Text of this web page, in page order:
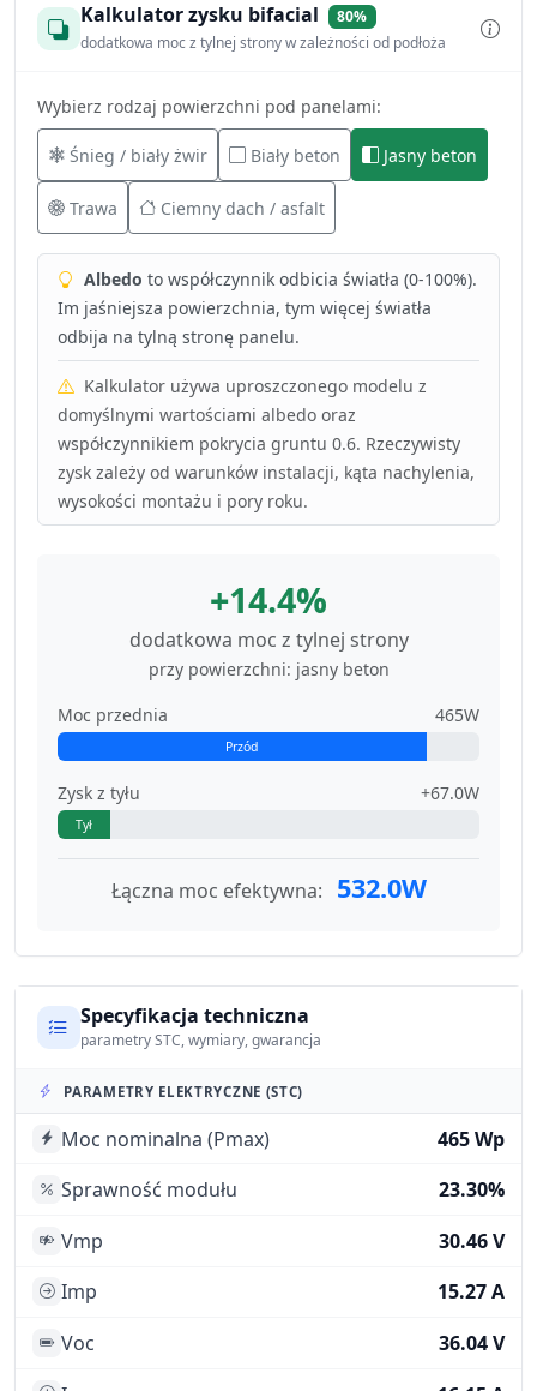
Kalkulator zysku bifacial
80%
dodatkowa moc z tylnej strony w zależności od podłoża
Wybierz rodzaj powierzchni pod panelami:
Śnieg / biały żwir Biały beton Jasny beton
Trawa Ciemny dach / asfalt
Albedo to współczynnik odbicia światła (0-100%).
Im jaśniejsza powierzchnia, tym więcej światła
odbija na tylną stronę panelu.
Kalkulator używa uproszczonego modelu z
domyślnymi wartościami albedo oraz
współczynnikiem pokrycia gruntu 0.6. Rzeczywisty
zysk zależy od warunków instalacji, kąta nachylenia,
wysokości montażu i pory roku.
+14.4%
dodatkowa moc z tylnej strony
przy powierzchni: jasny beton
Moc przednia
465W
Przód
Zysk z tyłu +67.0W
Tył
Łączna moc efektywna: 532.0W
Specyfikacja techniczna
parametry STC, wymiary, gwarancja
PARAMETRY ELEKTRYCZNE (STC)
Moc nominalna (Pmax)
465 Wp
Sprawność modułu
23.30%
Vmp
30.46 V
Imp
15.27 A
Voc
36.04 V